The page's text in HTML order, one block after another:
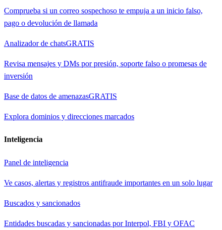
Comprueba si un correo sospechoso te empuja a un inicio falso,
pago o devolución de llamada
Analizador de chatsGRATIS
Revisa mensajes y DMs por presión, soporte falso o promesas de
inversión
Base de datos de amenazasGRATIS
Explora dominios y direcciones marcados
Inteligencia
Panel de inteligencia
Ve casos, alertas y registros antifraude importantes en un solo lugar
Buscados y sancionados
Entidades buscadas y sancionadas por Interpol, FBI y OFAC